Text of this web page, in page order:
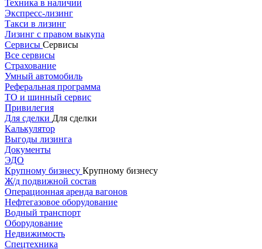
Техника в наличии
Экспресс-лизинг
Такси в лизинг
Лизинг с правом выкупа
Сервисы Сервисы
Все сервисы
Страхование
Умный автомобиль
Реферальная программа
ТО и шинный сервис
Привилегия
Для сделки Для сделки
Калькулятор
Выгоды лизинга
Документы
ЭДО
Крупному бизнесу Крупному бизнесу
Ж/д подвижной состав
Операционная аренда вагонов
Нефтегазовое оборудование
Водный транспорт
Оборудование
Недвижимость
Спецтехника